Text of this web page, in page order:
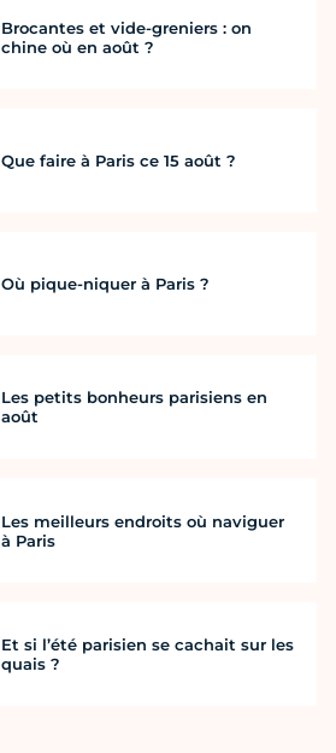
Brocantes et vide-greniers : on
chine où en août ?
Que faire à Paris ce 15 août ?
Où pique-niquer à Paris ?
Les petits bonheurs parisiens en
août
Les meilleurs endroits où naviguer
à Paris
Et si l’été parisien se cachait sur les
quais ?